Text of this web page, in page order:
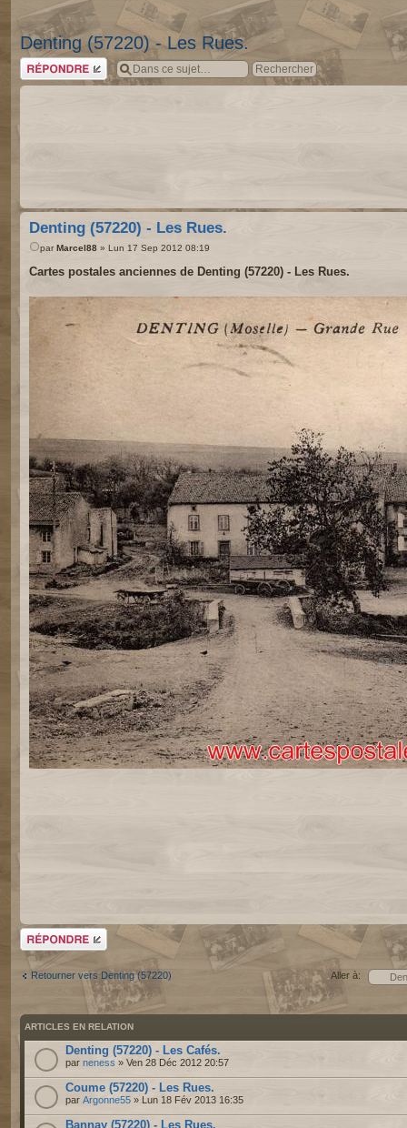
Denting (57220) - Les Rues.
Répondre
Denting (57220) - Les Rues.
par Marcel88 » Lun 17 Sep 2012 08:19
Cartes postales anciennes de Denting (57220) - Les Rues.
Répondre
Retourner vers Denting (57220) Aller à:
ARTICLES EN RELATION
Denting (57220) - Les Cafés.
par neness » Ven 28 Déc 2012 20:57
Coume (57220) - Les Rues.
par Argonne55 » Lun 18 Fév 2013 16:35
Bannay (57220) - Les Rues.